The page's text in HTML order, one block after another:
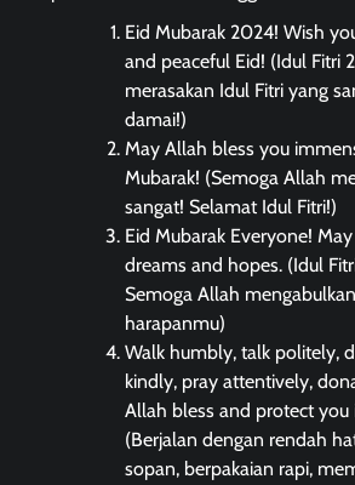
Eid Mubarak 2024! Wish
and peaceful Eid! (Idul Fitri
merasakan Idul Fitri yang
damai!)
May Allah bless you
Mubarak! (Semoga Allah
sangat! Selamat Idul Fitri!)
Eid Mubarak Everyone!
dreams and hopes. (Idul
Semoga Allah
harapanmu)
Walk humbly, talk politely,
kindly, pray attentively,
Allah bless and protect you
(Berjalan dengan rendah
sopan, berpakaian rapi,